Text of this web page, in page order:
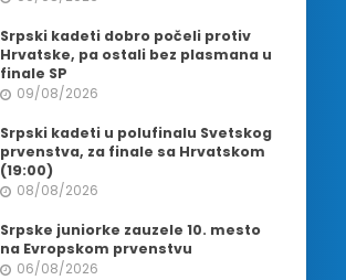
Srpski kadeti dobro počeli protiv
Hrvatske, pa ostali bez plasmana u
finale SP
09/08/2026
Srpski kadeti u polufinalu Svetskog
prvenstva, za finale sa Hrvatskom
(19:00)
08/08/2026
Srpske juniorke zauzele 10. mesto
na Evropskom prvenstvu
06/08/2026